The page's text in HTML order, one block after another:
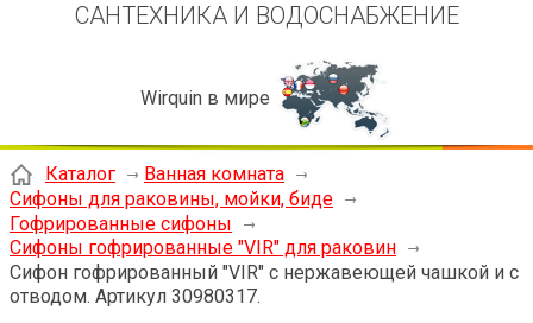
САНТЕХНИКА И ВОДОСНАБЖЕНИЕ
Wirquin в мире
Каталог
Ванная комната
Сифоны для раковины, мойки, биде
Гофрированные сифоны
Сифоны гофрированные "VIR" для раковин
Cифон гофрированный "VIR" с нержавеющей чашкой и с
отводом. Артикул 30980317.